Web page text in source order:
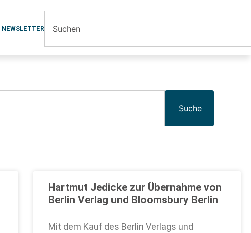
NEWSLETTER
Suche
Hartmut Jedicke zur Übernahme von
Berlin Verlag und Bloomsbury Berlin
Mit dem Kauf des Berlin Verlags und